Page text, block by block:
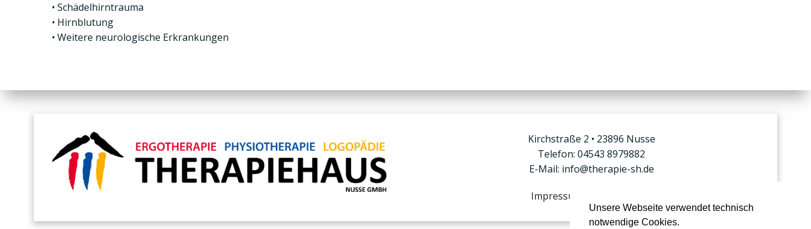
• Schädelhirntrauma
• Hirnblutung
• Weitere neurologische Erkrankungen
Kirchstraße 2 • 23896 Nusse
Telefon: 04543 8979882
E-Mail: info@therapie-sh.de
Impressum
Unsere Webseite verwendet technisch
notwendige Cookies.